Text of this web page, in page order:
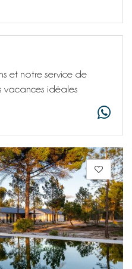
et notre service de
vacances idéales